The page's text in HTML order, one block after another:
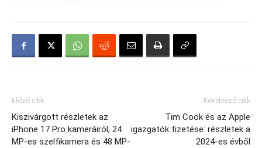
Előző cikk
Kiszivárgott részletek az
iPhone 17 Pro kameráiról; 24
MP-es szelfikamera és 48 MP-
Következő cikk
Tim Cook és az Apple
igazgatók fizetése: részletek a
2024-es évből